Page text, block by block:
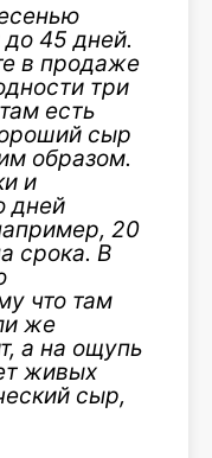
45 дней.
в продаже
три
есть
сыр
образом.
и
дней
20
срока. В
что там
же
а на ощупь
живых
сыр,